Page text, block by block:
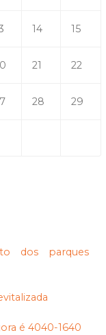
14 15
21 22
28 29
dos parques
é 4040-1640